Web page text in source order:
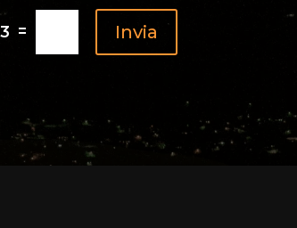
= Invia